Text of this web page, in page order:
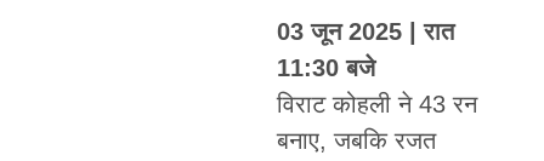
03 जून 2025 | रात
11:30 बजे
विराट कोहली ने 43 रन
बनाए, जबकि रजत